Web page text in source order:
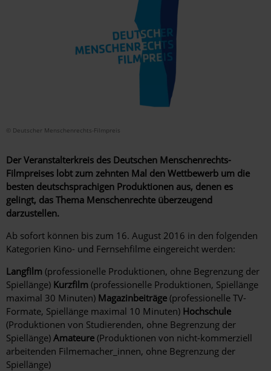
© Deutscher Menschenrechts-Filmpreis
Der Veranstalterkreis des Deutschen Menschenrechts-
Filmpreises lobt zum zehnten Mal den Wettbewerb um die
besten deutschsprachigen Produktionen aus, denen es
gelingt, das Thema Menschenrechte überzeugend
darzustellen.
Ab sofort können bis zum 16. August 2016 in den folgenden
Kategorien Kino- und Fernsehfilme eingereicht werden:
Langfilm (professionelle Produktionen, ohne Begrenzung der
Spiellänge) Kurzfilm (professionelle Produktionen, Spiellänge
maximal 30 Minuten) Magazinbeiträge (professionelle TV-
Formate, Spiellänge maximal 10 Minuten) Hochschule
(Produktionen von Studierenden, ohne Begrenzung der
Spiellänge) Amateure (Produktionen von nicht-kommerziell
arbeitenden Filmemacher_innen, ohne Begrenzung der
Spiellänge)